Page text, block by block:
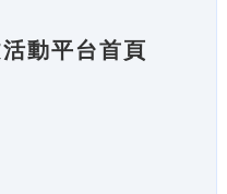
動平台首頁